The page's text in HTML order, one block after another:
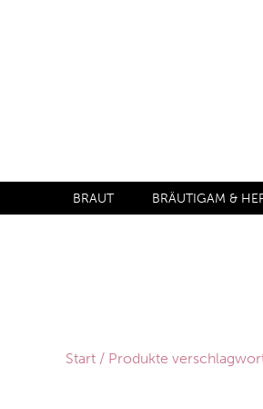
BRAUT BRÄUTIGAM &
Start / Produkte